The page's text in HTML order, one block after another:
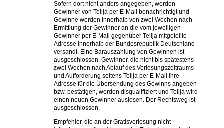
Sofern dort nicht anders angegeben, werden
Gewinner von Tellja per E-Mail benachrichtigt und
Gewinne werden innerhalb von zwei Wochen nach
Ermittlung der Gewinner an die vom jeweiligen
Gewinner per E-Mail gegenüber Tellja mitgeteilte
Adresse innerhalb der Bundesrepublik Deutschland
versandt. Eine Barauszahlung von Gewinnen ist
ausgeschlossen. Gewinner, die nicht bis spätestens
zwei Wochen nach Ablauf des Verlosungszeitraums
und Aufforderung seitens Tellja per E-Mail ihre
Adresse für die Übersendung des Gewinns angeben
bzw. bestätigen, werden disqualifiziert und Tellja wird
einen neuen Gewinner auslosen. Der Rechtsweg ist
ausgeschlossen.
Empfehler, die an der Gratisverlosung nicht